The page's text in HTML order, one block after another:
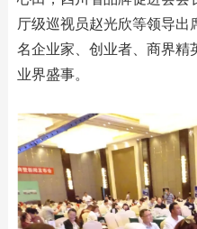
厅级巡视员赵光欣等领导出
名企业家、创业者、商界精
业界盛事。